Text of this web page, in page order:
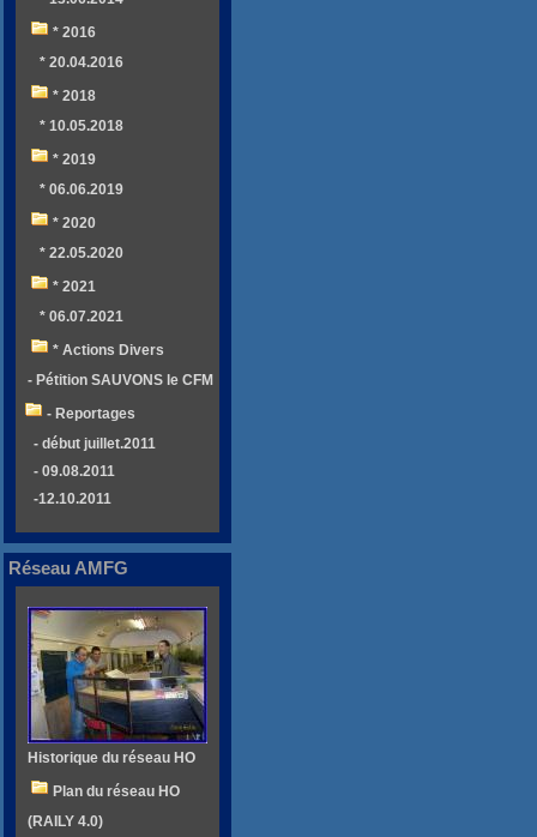
* 2016
* 20.04.2016
* 2018
* 10.05.2018
* 2019
* 06.06.2019
* 2020
* 22.05.2020
* 2021
* 06.07.2021
* Actions Divers
- Pétition SAUVONS le CFM
- Reportages
- début juillet.2011
- 09.08.2011
-12.10.2011
Réseau AMFG
Historique du réseau HO
Plan du réseau HO
(RAILY 4.0)